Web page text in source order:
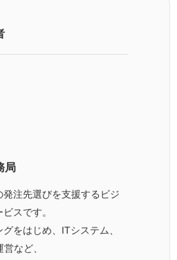
局
発注先選びを支援するビジ
スです。
をはじめ、ITシステム、
など、